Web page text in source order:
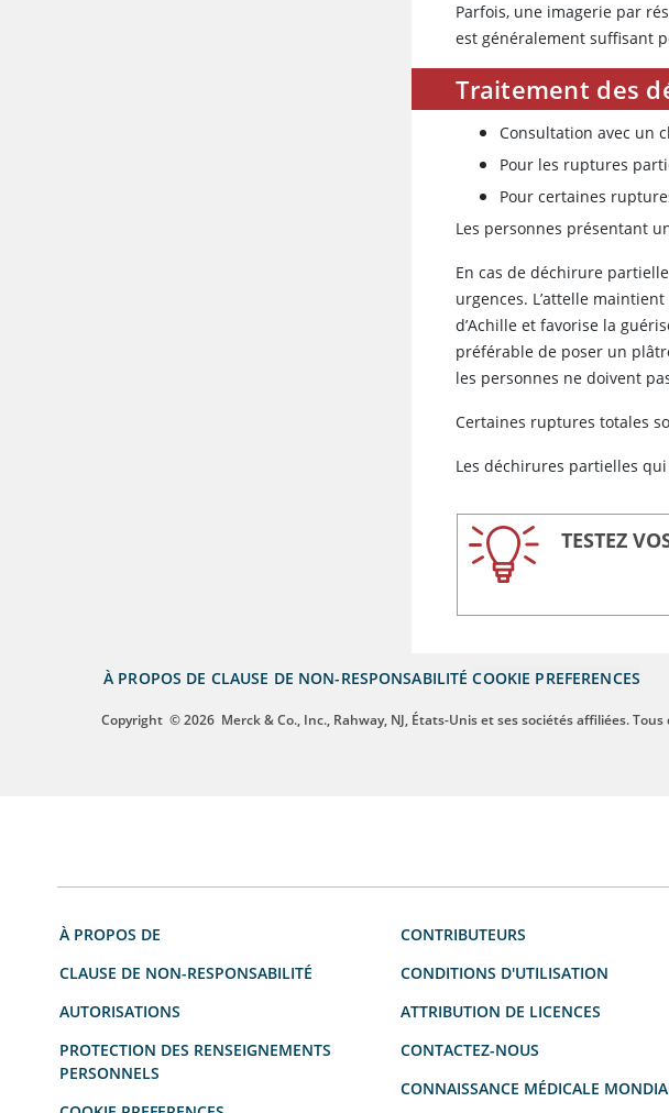
Parfois, une imagerie par
est généralement suffisant
Traitement des
Consultation avec un
Pour les ruptures
Pour certaines
Les personnes présentant
En cas de déchirure
urgences. L’attelle
d’Achille et favorise la
préférable de poser un
les personnes ne doivent
Certaines ruptures totales
Les déchirures partielles
TESTEZ
À PROPOS DE CLAUSE DE NON-RESPONSABILITÉ COOKIE PREFERENCES
Copyright © 2026 Merck & Co., Inc., Rahway, NJ, États-Unis et ses sociétés affiliées.
À PROPOS DE
CLAUSE DE NON-RESPONSABILITÉ
AUTORISATIONS
PROTECTION DES RENSEIGNEMENTS
PERSONNELS
CONTRIBUTEURS
CONDITIONS D'UTILISATION
ATTRIBUTION DE LICENCES
CONTACTEZ-NOUS
CONNAISSANCE MÉDICALE